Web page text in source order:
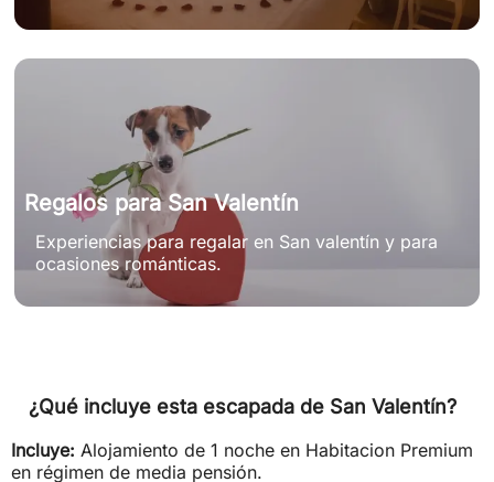
Regalos para San Valentín
Experiencias para regalar en San valentín y para
ocasiones románticas.
¿Qué incluye esta escapada de San Valentín?
Incluye: Alojamiento de 1 noche en Habitacion Premium
en régimen de media pensión.